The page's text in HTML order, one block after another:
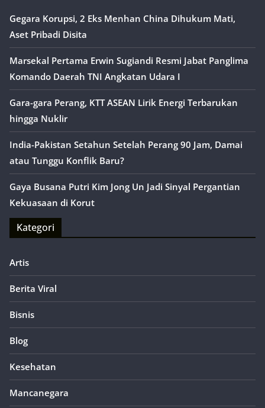
Gegara Korupsi, 2 Eks Menhan China Dihukum Mati,
Aset Pribadi Disita
Marsekal Pertama Erwin Sugiandi Resmi Jabat Panglima
Komando Daerah TNI Angkatan Udara I
Gara-gara Perang, KTT ASEAN Lirik Energi Terbarukan
hingga Nuklir
India-Pakistan Setahun Setelah Perang 90 Jam, Damai
atau Tunggu Konflik Baru?
Gaya Busana Putri Kim Jong Un Jadi Sinyal Pergantian
Kekuasaan di Korut
Kategori
Artis
Berita Viral
Bisnis
Blog
Kesehatan
Mancanegara